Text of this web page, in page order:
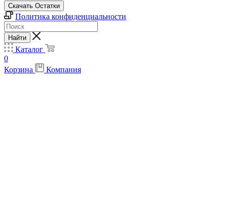
Скачать Остатки
Политика конфиденциальности
Найти
Каталог
0
Корзина
Компания